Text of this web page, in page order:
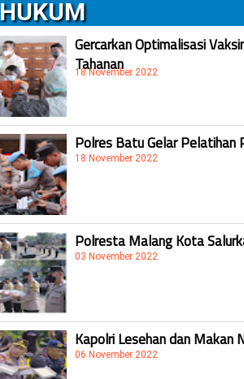
HUKUM
Gercarkan Optimalisasi
Tahanan
18 November 2022
Polres Batu Gelar Pelatihan
18 November 2022
Polresta Malang Kota
03 November 2022
Kapolri Lesehan dan Makan
06 November 2022